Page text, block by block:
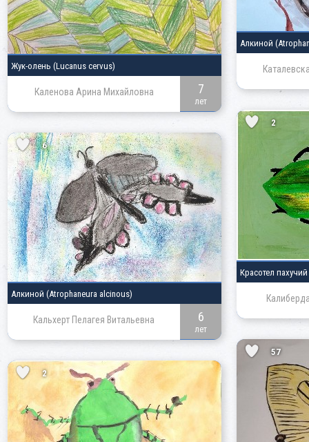
Жук-олень (Lucanus cervus)
Каленова Арина Михайловна 7
лет
Алкиной
2
Красотел пахучий
6
Алкиной (Atrophaneura alcinous)
Кальхерт Пелагея Витальевна 6
лет
57
2